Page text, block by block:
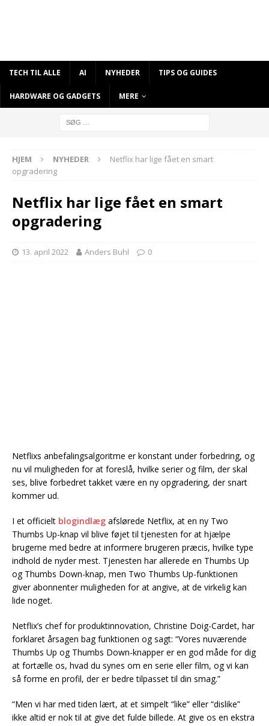
TECH TIL ALLE AI NYHEDER TIPS OG GUIDES
HARDWARE OG GADGETS MERE
HJEM NYHEDER
Netflix har lige fået en smart
opgradering
Netflix har lige fået en smart
opgradering
13. april 2022 Anders Buhl 0
Netflixs anbefalingsalgoritme er konstant under forbedring, og
nu vil muligheden for at foreslå, hvilke serier og film, der skal
ses, blive forbedret takket være en ny opgradering, der snart
kommer ud.
I et officielt blogindlæg afslørede Netflix, at en ny Two
Thumbs Up-knap vil blive føjet til tjenesten for at hjælpe
brugerne med bedre at informere brugeren præcis, hvilke type
indhold de nyder mest. Tjenesten har allerede en Thumbs Up
og Thumbs Down-knap, men Two Thumbs Up-funktionen
giver abonnenter muligheden for at angive, at de virkelig kan
lide noget.
Netflix’s chef for produktinnovation, Christine Doig-Cardet, har
forklaret årsagen bag funktionen og sagt: “Vores nuværende
Thumbs Up og Thumbs Down-knapper er en god måde for dig
at fortælle os, hvad du synes om en serie eller film, og vi kan
så forme en profil, der er bedre tilpasset til din smag.”
“Men vi har med tiden lært, at et simpelt “like” eller “dislike”
ikke altid er nok til at give det fulde billede. At give os en ekstra